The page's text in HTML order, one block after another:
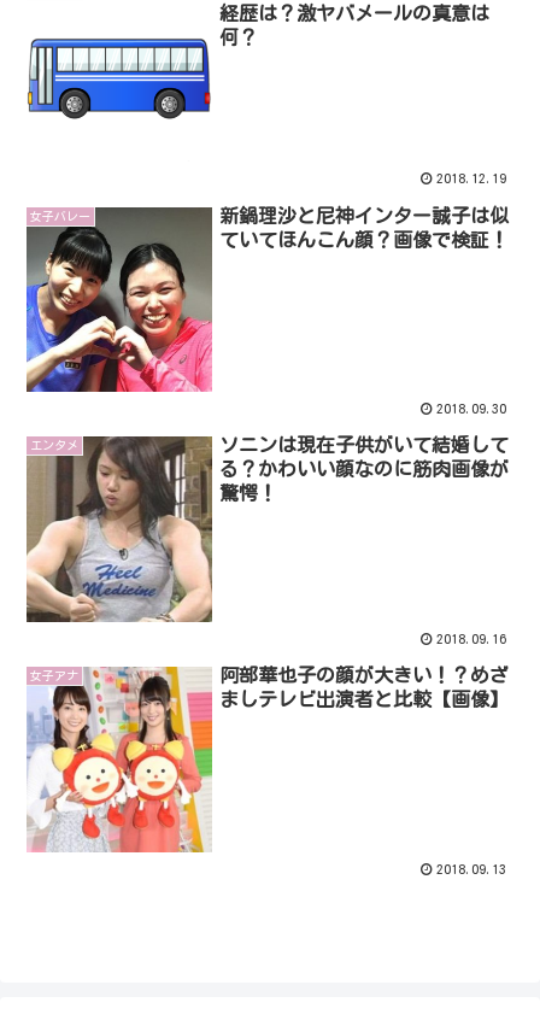
経歴は？激ヤバメールの真意は
何？
2018.12.19
女子バレー
新鍋理沙と尼神インター誠子は似
ていてほんこん顔？画像で検証！
2018.09.30
エンタメ
ソニンは現在子供がいて結婚して
る？かわいい顔なのに筋肉画像が
驚愕！
2018.09.16
女子アナ
阿部華也子の顔が大きい！？めざ
ましテレビ出演者と比較【画像】
2018.09.13